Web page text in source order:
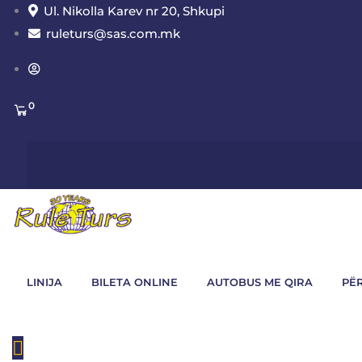
Ul. Nikolla Karev nr 20, Shkupi
ruleturs@sas.com.mk
0
LINIJA BILETA ONLINE AUTOBUS ME QIRA